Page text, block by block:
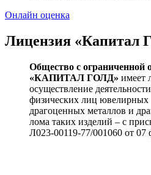
Онлайн оценка
Лицензия «Капитал
Общество с ограниченной
«КАПИТАЛ ГОЛД» имеет
осуществление
физических лиц ювелирных
драгоценных металлов и
лома таких изделий – с
Л023-00119-77/001060 от 07